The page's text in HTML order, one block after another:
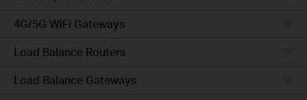
4G/5G WiFi Gateways
Load Balance Routers
Load Balance Gateways